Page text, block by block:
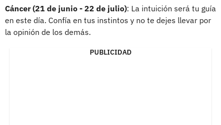
Cáncer (21 de junio - 22 de julio): La intuición será tu guía
en este día. Confía en tus instintos y no te dejes llevar por
la opinión de los demás.
PUBLICIDAD